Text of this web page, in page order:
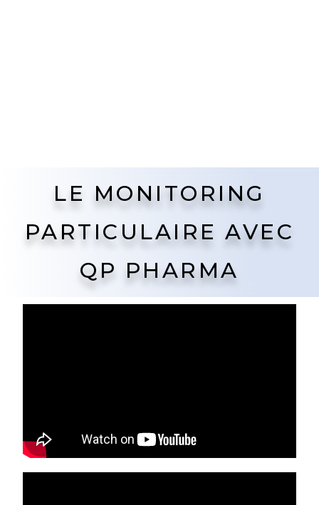
LE MONITORING
PARTICULAIRE AVEC
QP PHARMA